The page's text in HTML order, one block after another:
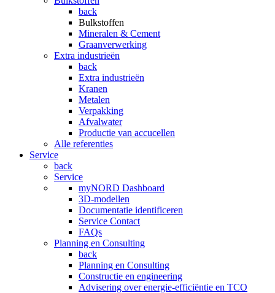
back
Bulkstoffen
Mineralen & Cement
Graanverwerking
Extra industrieën
back
Extra industrieën
Kranen
Metalen
Verpakking
Afvalwater
Productie van accucellen
Alle referenties
Service
back
Service
myNORD Dashboard
3D-modellen
Documentatie identificeren
Service Contact
FAQs
Planning en Consulting
back
Planning en Consulting
Constructie en engineering
Advisering over energie-efficiëntie en TCO